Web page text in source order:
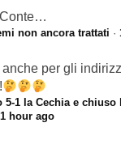
Conte…
non ancora trattati ·
anche per gli
5-1 la Cechia e chiuso
1 hour ago